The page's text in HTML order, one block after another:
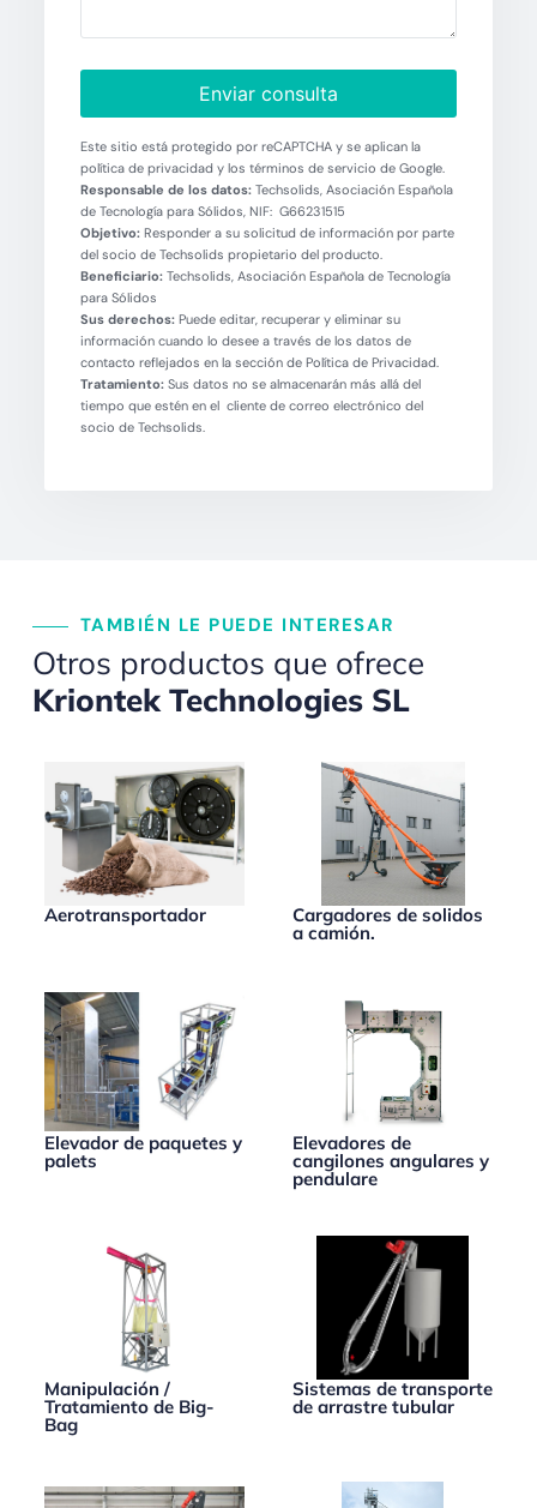
Enviar consulta
Este sitio está protegido por reCAPTCHA y se aplican la
política de privacidad y los términos de servicio de Google.
Responsable de los datos:Techsolids, Asociación Española
de Tecnología para Sólidos, NIF: G66231515
Objetivo:Responder a su solicitud de información por parte
del socio de Techsolids propietario del producto.
Beneficiario:Techsolids, Asociación Española de Tecnología
para Sólidos
Sus derechos:Puede editar, recuperar y eliminar su
información cuando lo desee a través de los datos de
contacto reflejados en la sección de Política de Privacidad.
Tratamiento:Sus datos no se almacenarán más allá del
tiempo que estén en el cliente de correo electrónico del
socio de Techsolids.
TAMBIÉN LE PUEDE INTERESAR
Otros productos que ofrece
Kriontek Technologies SL
Aerotransportador Cargadores de solidos
a camión.
Elevador de paquetes y
palets
Elevadores de
cangilones angulares y
pendulare
Manipulación /
Tratamiento de Big-
Bag
Sistemas de transporte
de arrastre tubular